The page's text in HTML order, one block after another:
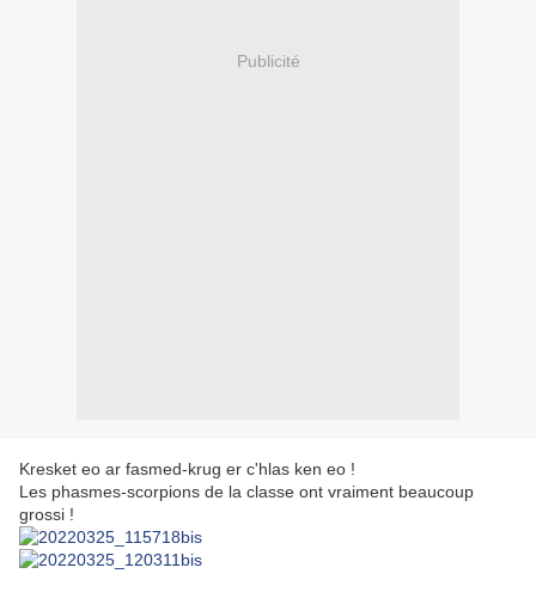
Publicité
Kresket eo ar fasmed-krug er c'hlas ken eo !
Les phasmes-scorpions de la classe ont vraiment beaucoup
grossi !